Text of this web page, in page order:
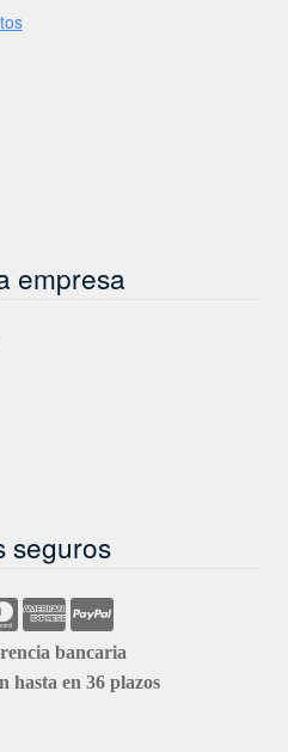
empresa
seguros
bancaria
hasta en 36 plazos